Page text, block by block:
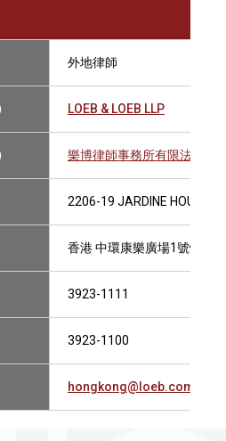
外地律師
LOEB & LOEB LLP
樂博律師事務所有限法律責
2206-19 JARDINE HOUSE, 1
香港 中環康樂廣場1號怡和
3923-1111
3923-1100
hongkong@loeb.com